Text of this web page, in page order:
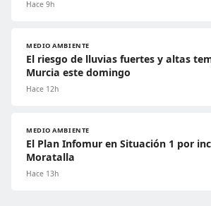
Hace 9h
MEDIO AMBIENTE
El riesgo de lluvias fuertes y altas
Murcia este domingo
Hace 12h
MEDIO AMBIENTE
El Plan Infomur en Situación 1 por
Moratalla
Hace 13h